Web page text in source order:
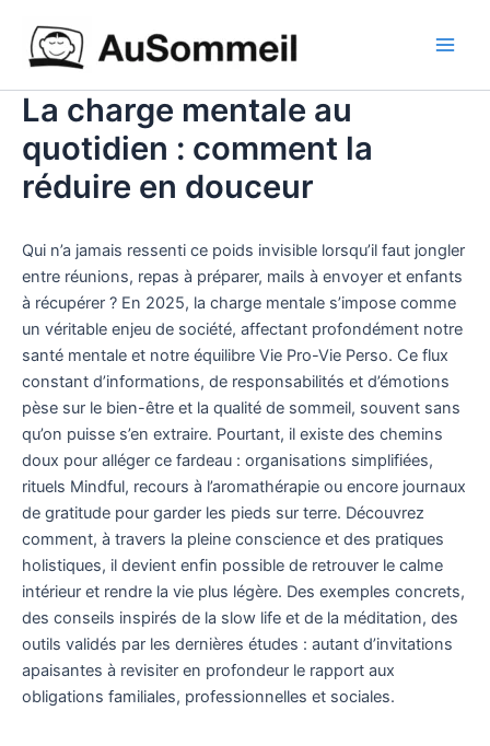
contenu
La charge mentale au
quotidien : comment la
réduire en douceur
Qui n’a jamais ressenti ce poids invisible lorsqu’il faut jongler
entre réunions, repas à préparer, mails à envoyer et enfants
à récupérer ? En 2025, la charge mentale s’impose comme
un véritable enjeu de société, affectant profondément notre
santé mentale et notre équilibre Vie Pro-Vie Perso. Ce flux
constant d’informations, de responsabilités et d’émotions
pèse sur le bien-être et la qualité de sommeil, souvent sans
qu’on puisse s’en extraire. Pourtant, il existe des chemins
doux pour alléger ce fardeau : organisations simplifiées,
rituels Mindful, recours à l’aromathérapie ou encore journaux
de gratitude pour garder les pieds sur terre. Découvrez
comment, à travers la pleine conscience et des pratiques
holistiques, il devient enfin possible de retrouver le calme
intérieur et rendre la vie plus légère. Des exemples concrets,
des conseils inspirés de la slow life et de la méditation, des
outils validés par les dernières études : autant d’invitations
apaisantes à revisiter en profondeur le rapport aux
obligations familiales, professionnelles et sociales.